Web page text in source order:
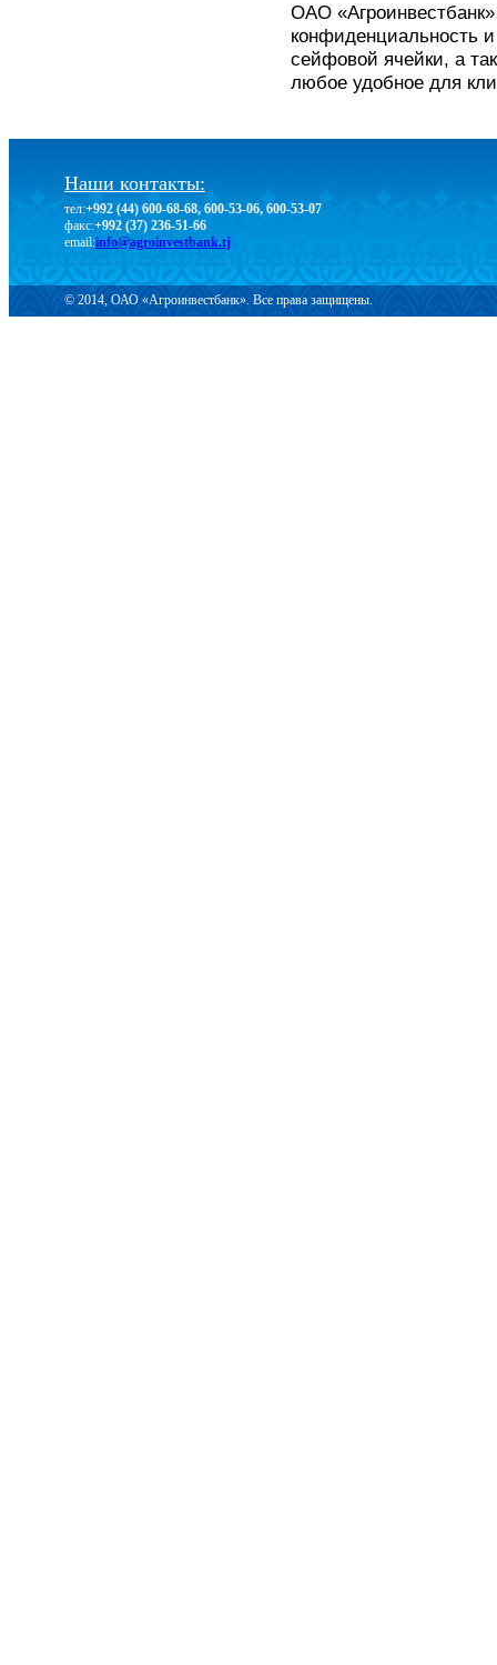
ОАО
конфиденциальность
сейфовой ячейки, а
любое удобное для
Наши контакты:
тел:+992 (44) 600-68-68, 600-53-06, 600-53-07
факс:+992 (37) 236-51-66
email:info@agroinvestbank.tj
© 2014, ОАО «Агроинвестбанк». Все права защищены.